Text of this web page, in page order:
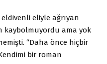
eliyle ağrıyan
kaybolmuyordu ama yok
“Daha önce hiçbir
bir roman